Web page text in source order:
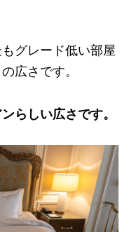
グレード低い部屋
広さです。
らしい広さです。